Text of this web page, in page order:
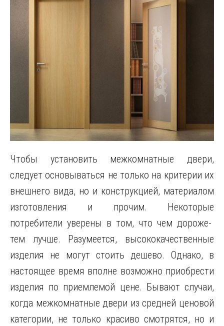
Чтобы установить межкомнатные двери,
следует основываться не только на критерии их
внешнего вида, но и конструкцией, материалом
изготовления и прочим. Некоторые
потребители уверены в том, что чем дороже-
тем лучше. Разумеется, высококачественные
изделия не могут стоить дешево. Однако, в
настоящее время вполне возможно приобрести
изделия по приемлемой цене. Бывают случаи,
когда межкомнатные двери из средней ценовой
категории, не только красиво смотрятся, но и